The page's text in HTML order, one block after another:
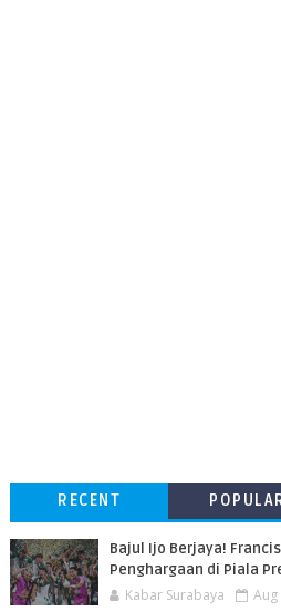
RECENT
Bajul Ijo Berjaya!
Penghargaan di Piala
Kabar Surabaya Aug